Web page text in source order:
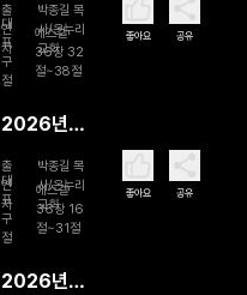
일 에덴동
산처럼 회
복시키시는
은혜
출
연
자
박종길 목
사/온누리
교회
대
표
구
절
에스겔
36장 32
절~38절
좋아요 공유
2026년
일 하나님
이 주시는
새 영, 새 마
음
출
연
자
박종길 목
사/온누리
교회
대
표
구
절
에스겔
36장 16
절~31절
좋아요 공유
2026년